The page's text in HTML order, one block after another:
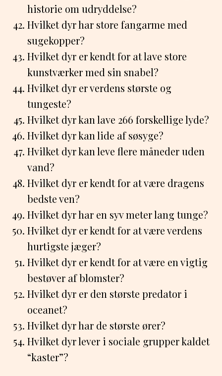
historie om udryddelse?
Hvilket dyr har store fangarme med
sugekopper?
Hvilket dyr er kendt for at lave store
kunstværker med sin snabel?
Hvilket dyr er verdens største og
tungeste?
Hvilket dyr kan lave 266 forskellige lyde?
Hvilket dyr kan lide af søsyge?
Hvilket dyr kan leve flere måneder uden
vand?
Hvilket dyr er kendt for at være dragens
bedste ven?
Hvilket dyr har en syv meter lang tunge?
Hvilket dyr er kendt for at være verdens
hurtigste jæger?
Hvilket dyr er kendt for at være en vigtig
bestøver af blomster?
Hvilket dyr er den største predator i
oceanet?
Hvilket dyr har de største ører?
Hvilket dyr lever i sociale grupper kaldet
“kaster”?